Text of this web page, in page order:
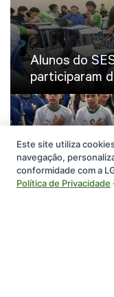
Alunos do
participaram
Copa do
Este site utiliza
navegação,
conformidade com a
Política de Privacidade ·